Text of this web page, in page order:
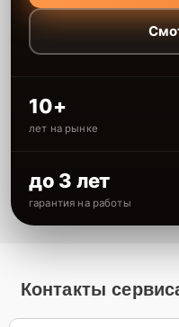
10+
лет на рынке
до 3 лет
гарантия на работы
Контакты